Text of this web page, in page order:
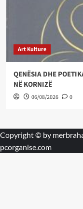
Art Kulture
QENËSIA DHE
NË KORNIZË
06/08/2026 0
Copyright © by
pcorganise.com